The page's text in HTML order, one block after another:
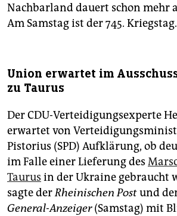
Nachbarland dauert schon mehr
Am Samstag ist der 745. Kriegstag.
Union erwartet im
zu Taurus
Der CDU-Verteidigungsexperte
erwartet von
Pistorius (SPD) Aufklärung, ob
im Falle einer Lieferung des
Taurus in der Ukraine gebraucht
sagte derRheinischen Postund
General-Anzeiger(Samstag) mit